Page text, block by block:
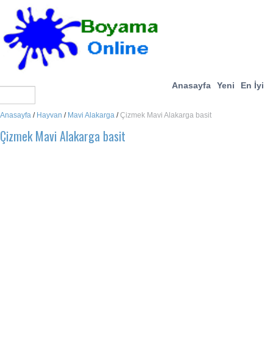
Anasayfa Yeni En İyi
Anasayfa / Hayvan / Mavi Alakarga /Çizmek Mavi Alakarga basit
Çizmek Mavi Alakarga basit